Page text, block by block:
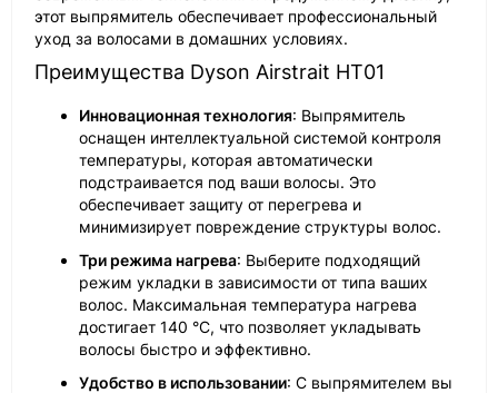
этот выпрямитель обеспечивает профессиональный
уход за волосами в домашних условиях.
Преимущества Dyson Airstrait HT01
Инновационная технология: Выпрямитель
оснащен интеллектуальной системой контроля
температуры, которая автоматически
подстраивается под ваши волосы. Это
обеспечивает защиту от перегрева и
минимизирует повреждение структуры волос.
Три режима нагрева: Выберите подходящий
режим укладки в зависимости от типа ваших
волос. Максимальная температура нагрева
достигает 140 °C, что позволяет укладывать
волосы быстро и эффективно.
Удобство в использовании: С выпрямителем вы